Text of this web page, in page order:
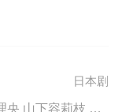
日本剧
箭内梦菜 绀野真昼 内田理央 山下容莉枝 渡边圭祐 丹生明里 曾田陵介 小林亮太